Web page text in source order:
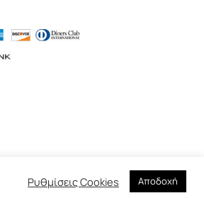
Ρυθμίσεις Cookies Αποδοχή